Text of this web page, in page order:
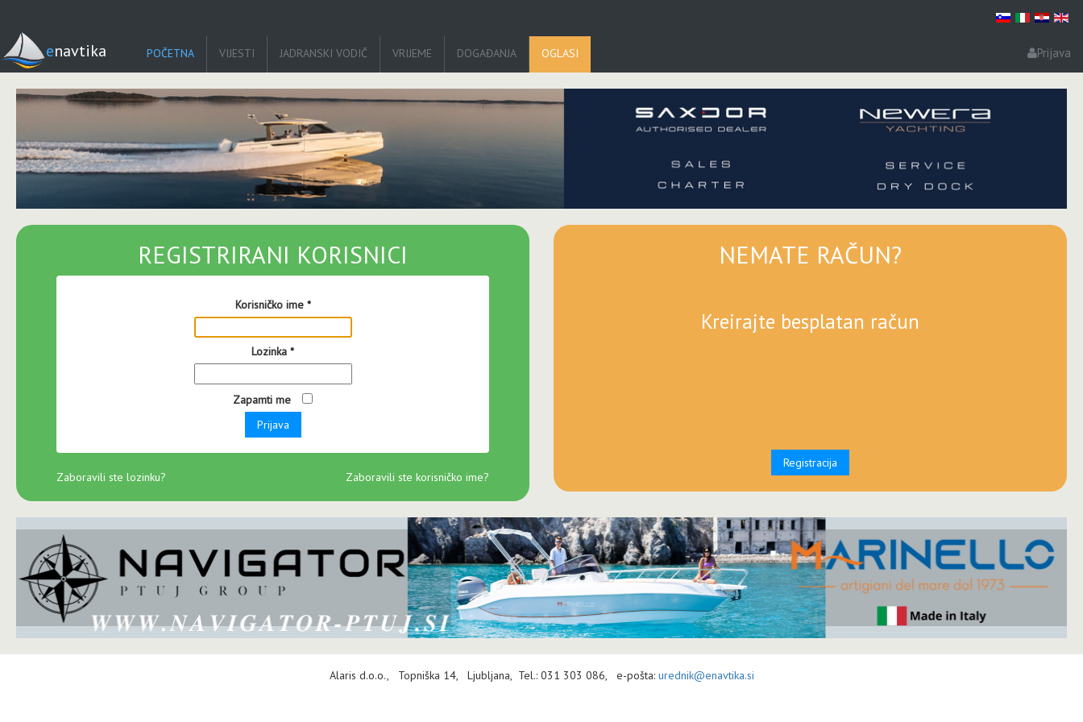
enavtika POČETNA VIJESTI JADRANSKI VODIČ VRIJEME DOGAĐANJA OGLASI Prijava
REGISTRIRANI KORISNICI
Korisničko ime*
Lozinka *
Zapamti me
Prijava
Zaboravili ste lozinku? Zaboravili ste korisničko ime?
NEMATE RAČUN?
Kreirajte besplatan račun
Registracija
Alaris d.o.o., Topniška 14, Ljubljana, Tel.: 031 303 086, e-pošta: urednik@enavtika.si